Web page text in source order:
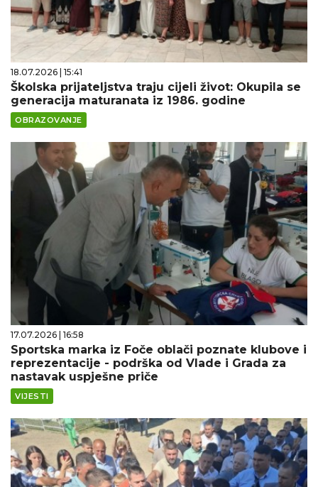
18.07.2026 | 15:41
Školska prijateljstva traju cijeli život: Okupila se
generacija maturanata iz 1986. godine
OBRAZOVANJE
17.07.2026 | 16:58
Sportska marka iz Foče oblači poznate klubove i
reprezentacije - podrška od Vlade i Grada za
nastavak uspješne priče
VIJESTI